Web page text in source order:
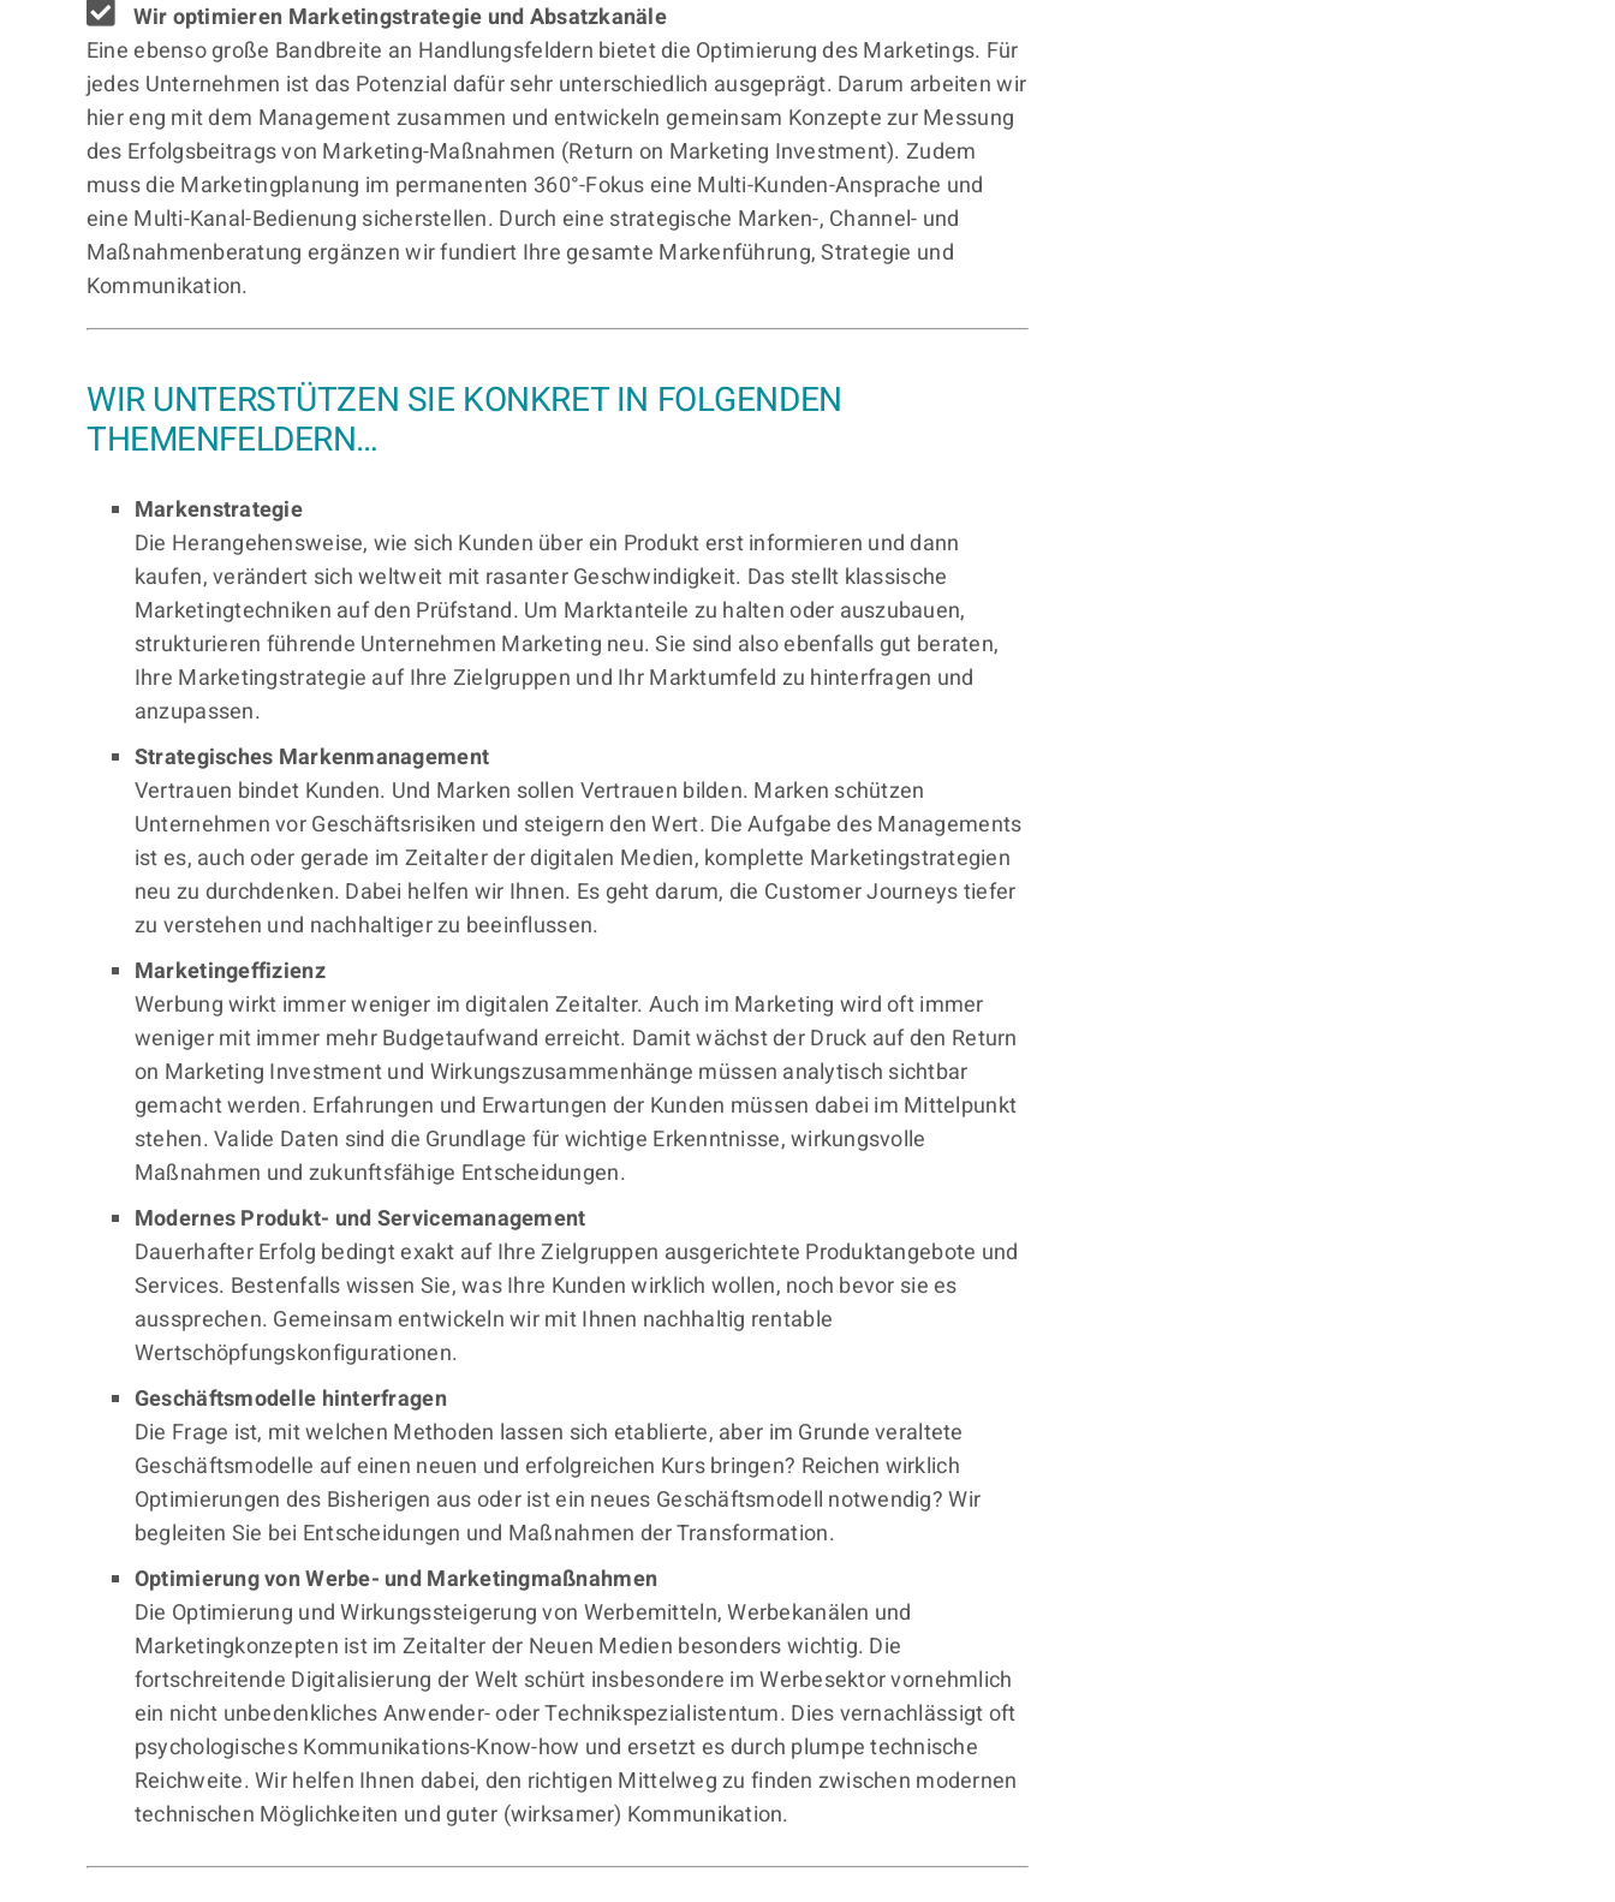
Wir optimieren Marketingstrategie und Absatzkanäle
Eine ebenso große Bandbreite an Handlungsfeldern bietet die Optimierung des Marketings. Für
jedes Unternehmen ist das Potenzial dafür sehr unterschiedlich ausgeprägt. Darum arbeiten wir
hier eng mit dem Management zusammen und entwickeln gemeinsam Konzepte zur Messung
des Erfolgsbeitrags von Marketing-Maßnahmen (Return on Marketing Investment). Zudem
muss die Marketingplanung im permanenten 360°-Fokus eine Multi-Kunden-Ansprache und
eine Multi-Kanal-Bedienung sicherstellen. Durch eine strategische Marken-, Channel- und
Maßnahmenberatung ergänzen wir fundiert Ihre gesamte Markenführung, Strategie und
Kommunikation.
WIR UNTERSTÜTZEN SIE KONKRET IN FOLGENDEN
THEMENFELDERN…
Markenstrategie
Die Herangehensweise, wie sich Kunden über ein Produkt erst informieren und dann
kaufen, verändert sich weltweit mit rasanter Geschwindigkeit. Das stellt klassische
Marketingtechniken auf den Prüfstand. Um Marktanteile zu halten oder auszubauen,
strukturieren führende Unternehmen Marketing neu. Sie sind also ebenfalls gut beraten,
Ihre Marketingstrategie auf Ihre Zielgruppen und Ihr Marktumfeld zu hinterfragen und
anzupassen.
Strategisches Markenmanagement
Vertrauen bindet Kunden. Und Marken sollen Vertrauen bilden. Marken schützen
Unternehmen vor Geschäftsrisiken und steigern den Wert. Die Aufgabe des Managements
ist es, auch oder gerade im Zeitalter der digitalen Medien, komplette Marketingstrategien
neu zu durchdenken. Dabei helfen wir Ihnen. Es geht darum, die Customer Journeys tiefer
zu verstehen und nachhaltiger zu beeinflussen.
Marketingeffizienz
Werbung wirkt immer weniger im digitalen Zeitalter. Auch im Marketing wird oft immer
weniger mit immer mehr Budgetaufwand erreicht. Damit wächst der Druck auf den Return
on Marketing Investment und Wirkungszusammenhänge müssen analytisch sichtbar
gemacht werden. Erfahrungen und Erwartungen der Kunden müssen dabei im Mittelpunkt
stehen. Valide Daten sind die Grundlage für wichtige Erkenntnisse, wirkungsvolle
Maßnahmen und zukunftsfähige Entscheidungen.
Modernes Produkt- und Servicemanagement
Dauerhafter Erfolg bedingt exakt auf Ihre Zielgruppen ausgerichtete Produktangebote und
Services. Bestenfalls wissen Sie, was Ihre Kunden wirklich wollen, noch bevor sie es
aussprechen. Gemeinsam entwickeln wir mit Ihnen nachhaltig rentable
Wertschöpfungskonfigurationen.
Geschäftsmodelle hinterfragen
Die Frage ist, mit welchen Methoden lassen sich etablierte, aber im Grunde veraltete
Geschäftsmodelle auf einen neuen und erfolgreichen Kurs bringen? Reichen wirklich
Optimierungen des Bisherigen aus oder ist ein neues Geschäftsmodell notwendig? Wir
begleiten Sie bei Entscheidungen und Maßnahmen der Transformation.
Optimierung von Werbe- und Marketingmaßnahmen
Die Optimierung und Wirkungssteigerung von Werbemitteln, Werbekanälen und
Marketingkonzepten ist im Zeitalter der Neuen Medien besonders wichtig. Die
fortschreitende Digitalisierung der Welt schürt insbesondere im Werbesektor vornehmlich
ein nicht unbedenkliches Anwender- oder Technikspezialistentum. Dies vernachlässigt oft
psychologisches Kommunikations-Know-how und ersetzt es durch plumpe technische
Reichweite. Wir helfen Ihnen dabei, den richtigen Mittelweg zu finden zwischen modernen
technischen Möglichkeiten und guter (wirksamer) Kommunikation.